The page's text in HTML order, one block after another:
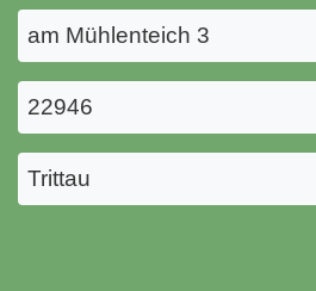
am Mühlenteich 3
22946
Trittau